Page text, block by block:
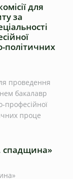
для
за
політичних
проведення
бакалавр
професійної
проце
спадщина»